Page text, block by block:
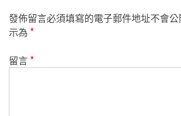
發佈留言必須填寫的電子郵件地址不會公
示為 *
留言*